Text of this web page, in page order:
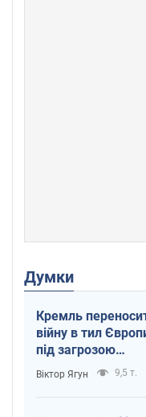
Думки
Кремль
війну в тил
під загрозою
критична логістика
Віктор Ягун 9,5 т.